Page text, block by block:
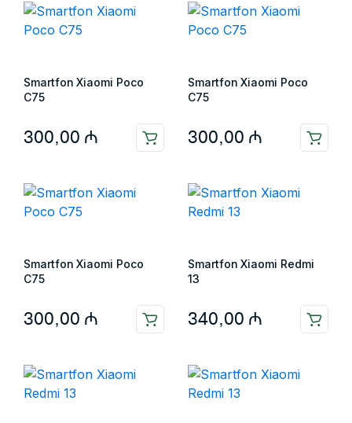
Smartfon Xiaomi Poco
C75
300,00 ₼
Smartfon Xiaomi Poco
C75
300,00 ₼
Smartfon Xiaomi Poco
C75
300,00 ₼
Smartfon Xiaomi Redmi
13
340,00 ₼